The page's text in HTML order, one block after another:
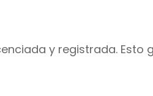
y registrada. Esto